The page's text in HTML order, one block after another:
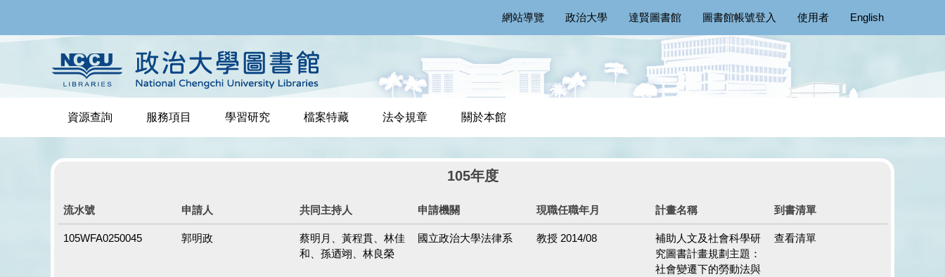
主
容
網站導覽 政治大學 達賢圖書館 圖書館帳號登入 使用者 English
資源查詢 服務項目 學習研究 檔案特藏 法令規章 關於本館
105年度
流水號 申請人 共同主持人 申請機關 現職任職年月 計畫名稱 到書清單
105WFA0250045 郭明政
蔡明月、黃程貫、林佳
和、孫迺翊、林良榮
國立政治大學法律系 教授 2014/08
補助人文及社會科學研
究圖書計畫規劃主題：
社會變遷下的勞動法與
查看清單